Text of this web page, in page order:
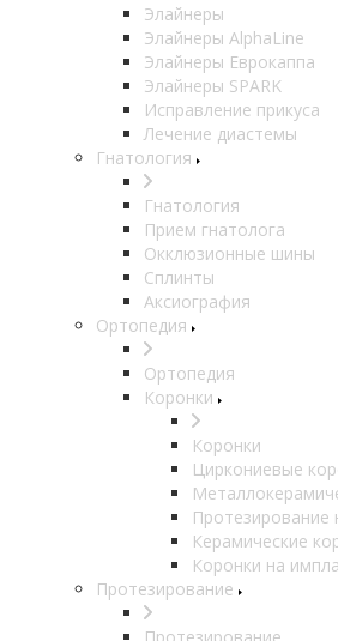
Элайнеры
Элайнеры AlphaLine
Элайнеры Еврокаппа
Элайнеры SPARK
Исправление прикуса
Лечение диастемы
Гнатология
Гнатология
Прием гнатолога
Окклюзионные шины
Сплинты
Аксиография
Ортопедия
Ортопедия
Коронки
Коронки
Циркониевые
Протезирование
Керамические
Коронки на
Протезирование